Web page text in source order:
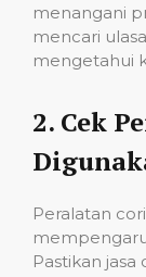
menangani
mencari
mengetahui
2. Cek
Peralatan
Pastikan